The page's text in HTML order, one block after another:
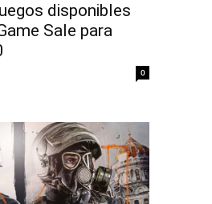
disponibles
Sale para
0